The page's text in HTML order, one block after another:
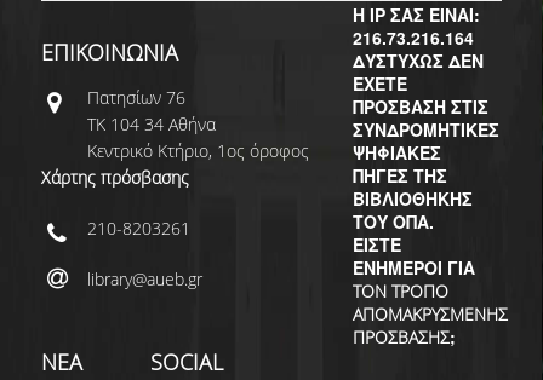
Η IP ΣΑΣ ΕΙΝΑΙ:
216.73.216.164
ΔΥΣΤΥΧΩΣ ΔΕΝ
ΕΧΕΤΕ
ΠΡΟΣΒΑΣΗ ΣΤΙΣ
ΣΥΝΔΡΟΜΗΤΙΚΕΣ
ΨΗΦΙΑΚΕΣ
ΠΗΓΕΣ ΤΗΣ
ΒΙΒΛΙΟΘΗΚΗΣ
ΤΟΥ ΟΠΑ.
ΕΙΣΤΕ
ΕΝΗΜΕΡΟΙ ΓΙΑ
ΤΟΝ ΤΡΟΠΟ
ΑΠΟΜΑΚΡΥΣΜΕΝΗΣ
ΠΡΟΣΒΑΣΗΣ;
ΕΠΙΚΟΙΝΩΝΙΑ
Πατησίων 76
ΤΚ 104 34 Αθήνα
Κεντρικό Κτήριο, 1ος όροφος
Χάρτης πρόσβασης
210-8203261
library@aueb.gr
ΝΕΑ
SOCIAL